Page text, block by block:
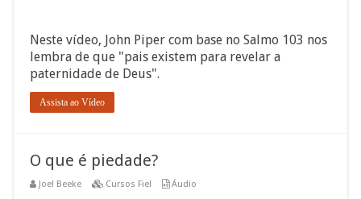
Neste vídeo, John Piper com base no Salmo 103 nos
lembra de que "pais existem para revelar a
paternidade de Deus".
Assista ao Vídeo
O que é piedade?
Joel Beeke Cursos Fiel Áudio